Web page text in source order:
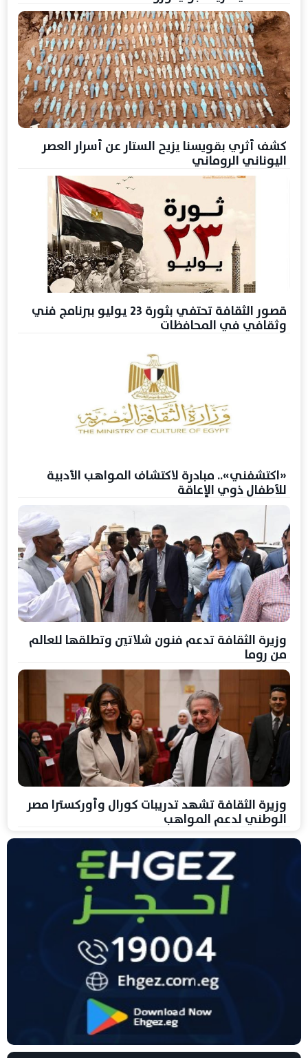
كشف أثري بقويسنا يزيح الستار عن أسرار العصر
اليوناني الروماني
قصور الثقافة تحتفي بثورة 23 يوليو ببرنامج فني
وثقافي في المحافظات
«اكتشفني».. مبادرة لاكتشاف المواهب الأدبية
للأطفال ذوي الإعاقة
وزيرة الثقافة تدعم فنون شلاتين وتطلقها للعالم
من روما
وزيرة الثقافة تشهد تدريبات كورال وأوركسترا مصر
الوطني لدعم المواهب